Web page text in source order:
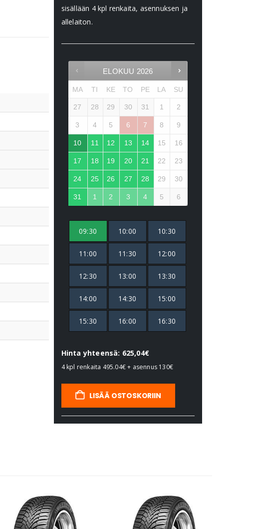
sisällään 4 kpl renkaita, asennuksen ja
allelaiton.
ELOKUU 2026
MA TI KE TO PE LA SU
27 28 29 30 31 1 2
3 4 5 6 7 8 9
10 11 12 13 14 15 16
17 18 19 20 21 22 23
24 25 26 27 28 29 30
31 1 2 3 4 5 6
09:30 10:00 10:30
11:00 11:30 12:00
12:30 13:00 13:30
14:00 14:30 15:00
15:30 16:00 16:30
Hinta yhteensä: 625,04€
4 kpl renkaita 495.04€+ asennus 130€
LISÄÄ OSTOSKORIIN